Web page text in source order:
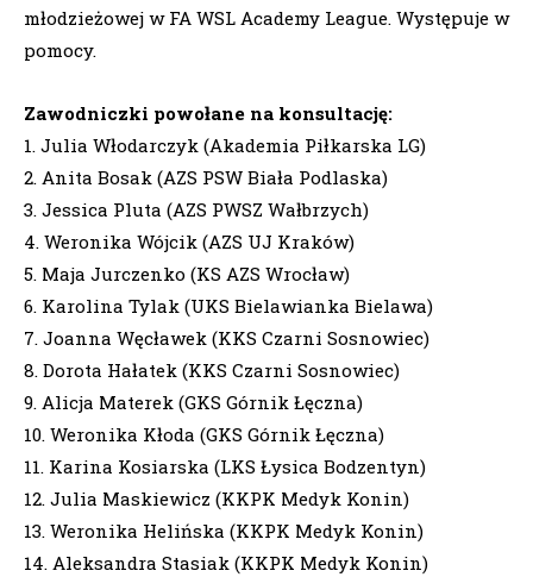
młodzieżowej w FA WSL Academy League. Występuje w
pomocy.
Zawodniczki powołane na konsultację:
1. Julia Włodarczyk (Akademia Piłkarska LG)
2. Anita Bosak (AZS PSW Biała Podlaska)
3. Jessica Pluta (AZS PWSZ Wałbrzych)
4. Weronika Wójcik (AZS UJ Kraków)
5. Maja Jurczenko (KS AZS Wrocław)
6. Karolina Tylak (UKS Bielawianka Bielawa)
7. Joanna Węcławek (KKS Czarni Sosnowiec)
8. Dorota Hałatek (KKS Czarni Sosnowiec)
9. Alicja Materek (GKS Górnik Łęczna)
10. Weronika Kłoda (GKS Górnik Łęczna)
11. Karina Kosiarska (LKS Łysica Bodzentyn)
12. Julia Maskiewicz (KKPK Medyk Konin)
13. Weronika Helińska (KKPK Medyk Konin)
14. Aleksandra Stasiak (KKPK Medyk Konin)